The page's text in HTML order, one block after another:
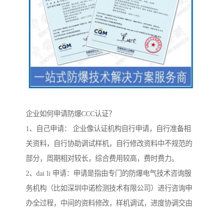
企业如何申请防爆CCC认证？
1、自己申请： 企业像认证机构自行申请，自行准备相
关资料，自行协助调试样机，自行修改资料中不规范的
部分，周期相对较长，综合费用较高，费时费力。
2、dai li 申请：申请是指由专门的防爆电气技术咨询服
务机构（比如深圳中诺检测技术有限公司）进行咨询申
办全过程，中间的资料修改，样机调试，进度协调交由